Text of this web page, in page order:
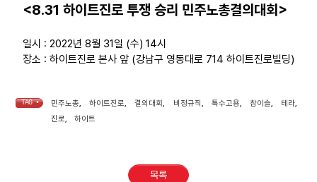
<8.31 하이트진로 투쟁 승리 민주노총결의대회>
일시 : 2022년 8월 31일 (수) 14시
장소 : 하이트진로 본사 앞 (강남구 영동대로 714 하이트진로빌딩)
TAG • 민주노총, 하이트진로, 결의대회, 비정규직, 특수고용, 참이슬, 테라,
진로, 하이트
목록